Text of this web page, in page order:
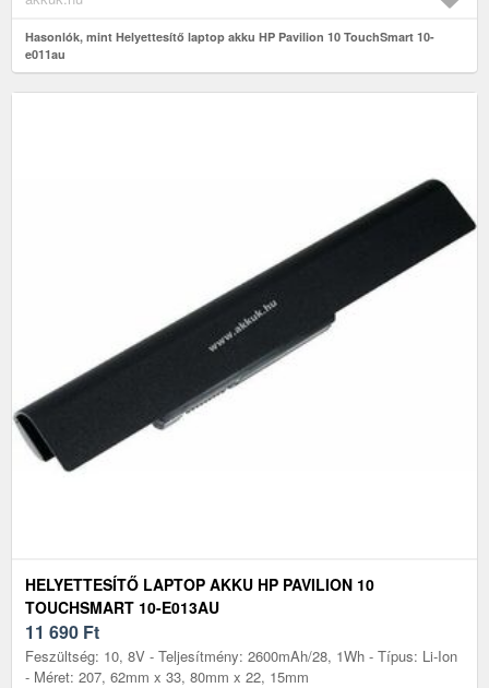
Hasonlók, mint Helyettesítő laptop akku HP Pavilion 10 TouchSmart 10-
e011au
HELYETTESÍTŐ LAPTOP AKKU HP PAVILION 10
TOUCHSMART 10-E013AU
11 690 Ft
Feszültség: 10, 8V - Teljesítmény: 2600mAh/28, 1Wh - Típus: Li-Ion
- Méret: 207, 62mm x 33, 80mm x 22, 15mm